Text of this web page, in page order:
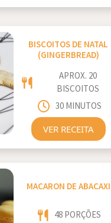
BISCOITOS DE NATAL
(GINGERBREAD)
APROX. 20
BISCOITOS
30 MINUTOS
VER RECEITA
MACARON DE ABACAXI
48 PORÇÕES